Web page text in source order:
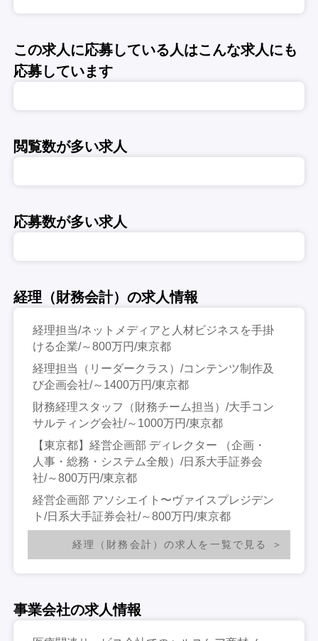
この求人に応募している人はこんな求人にも
応募しています
閲覧数が多い求人
応募数が多い求人
経理（財務会計）の求人情報
経理担当/ネットメディアと人材ビジネスを手掛
ける企業/～800万円/東京都
経理担当（リーダークラス）/コンテンツ制作及
び企画会社/～1400万円/東京都
財務経理スタッフ（財務チーム担当）/大手コン
サルティング会社/～1000万円/東京都
【東京都】経営企画部 ディレクター （企画・
人事・総務・システム全般）/日系大手証券会
社/～800万円/東京都
経営企画部 アソシエイト〜ヴァイスプレジデン
ト/日系大手証券会社/～800万円/東京都
経理（財務会計）の求人を一覧で見る
事業会社の求人情報